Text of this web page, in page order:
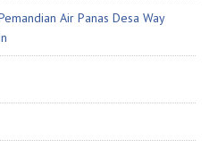
Air Panas Desa Way